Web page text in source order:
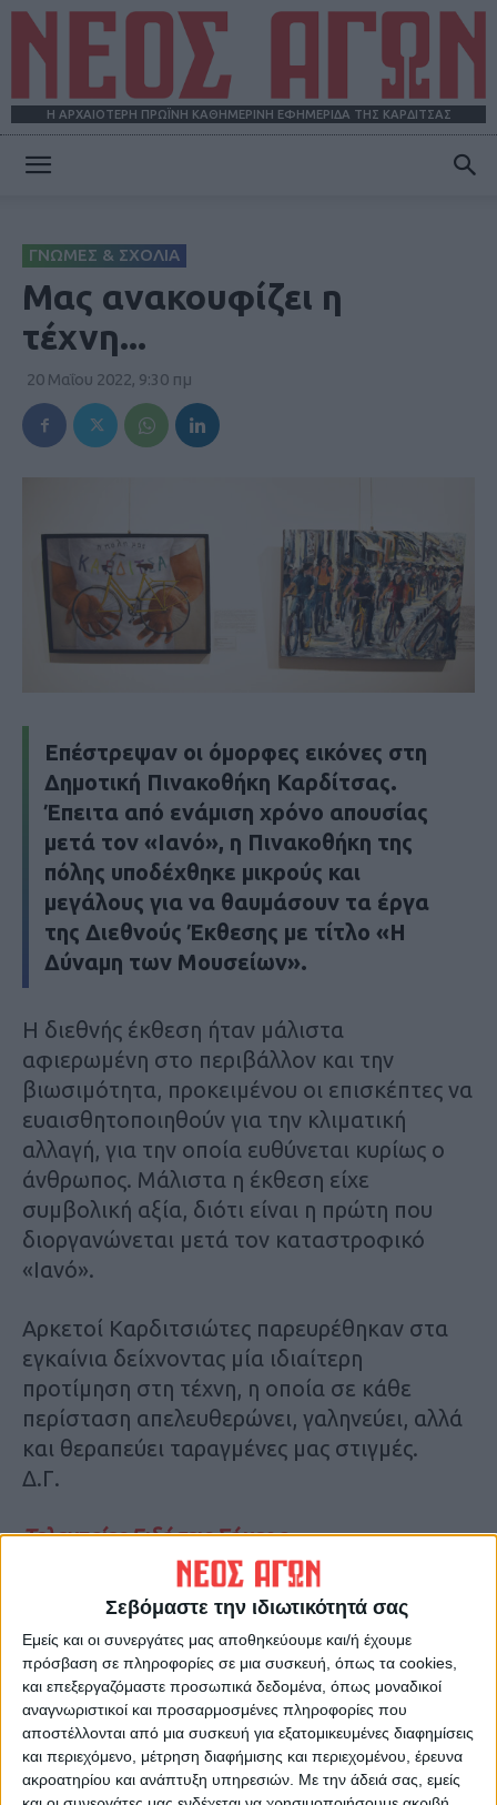
Σεβόμαστε την ιδιωτικότητά σας
Εμείς και οι συνεργάτες μας αποθηκεύουμε και/ή έχουμε
πρόσβαση σε πληροφορίες σε μια συσκευή, όπως τα cookies,
και επεξεργαζόμαστε προσωπικά δεδομένα, όπως μοναδικοί
αναγνωριστικοί και προσαρμοσμένες πληροφορίες που
αποστέλλονται από μια συσκευή για εξατομικευμένες διαφημίσεις
και περιεχόμενο, μέτρηση διαφήμισης και περιεχομένου, έρευνα
ακροατηρίου και ανάπτυξη υπηρεσιών. Με την άδειά σας, εμείς
Η ΑΡΧΑΙΟΤΕΡΗ ΠΡΩΪΝΗ ΚΑΘΗΜΕΡΙΝΗ ΕΦΗΜΕΡΙΔΑ ΤΗΣ ΚΑΡΔΙΤΣΑΣ
ΓΝΩΜΕΣ & ΣΧΟΛΙΑ
Μας ανακουφίζει η
τέχνη...
20 Μαΐου 2022, 9:30 πμ
Επέστρεψαν οι όμορφες εικόνες στη
Δημοτική Πινακοθήκη Καρδίτσας.
Έπειτα από ενάμιση χρόνο απουσίας
μετά τον «Ιανό», η Πινακοθήκη της
πόλης υποδέχθηκε μικρούς και
μεγάλους για να θαυμάσουν τα έργα
της Διεθνούς Έκθεσης με τίτλο «Η
Δύναμη των Μουσείων».
Η διεθνής έκθεση ήταν μάλιστα
αφιερωμένη στο περιβάλλον και την
βιωσιμότητα, προκειμένου οι επισκέπτες να
ευαισθητοποιηθούν για την κλιματική
αλλαγή, για την οποία ευθύνεται κυρίως ο
άνθρωπος. Μάλιστα η έκθεση είχε
συμβολική αξία, διότι είναι η πρώτη που
διοργανώνεται μετά τον καταστροφικό
«Ιανό».
Αρκετοί Καρδιτσιώτες παρευρέθηκαν στα
εγκαίνια δείχνοντας μία ιδιαίτερη
προτίμηση στη τέχνη, η οποία σε κάθε
περίσταση απελευθερώνει, γαληνεύει, αλλά
και θεραπεύει ταραγμένες μας στιγμές.
Δ.Γ.
Τελευταίες Ειδήσεις Σήμερα
Ακολούθησε την εφημερίδα ΝΕΟΣ
ΑΓΩΝ στο Google News!
Όλες οι εξελίξεις στην περιοχή της
Καρδίτσας και ευρύτερα της Θεσσαλίας
ΠΡΟΗΓΟΥΜΕΝΟ ΑΡΘΡΟ ΕΠΟΜΕΝΟ ΑΡΘΡΟ